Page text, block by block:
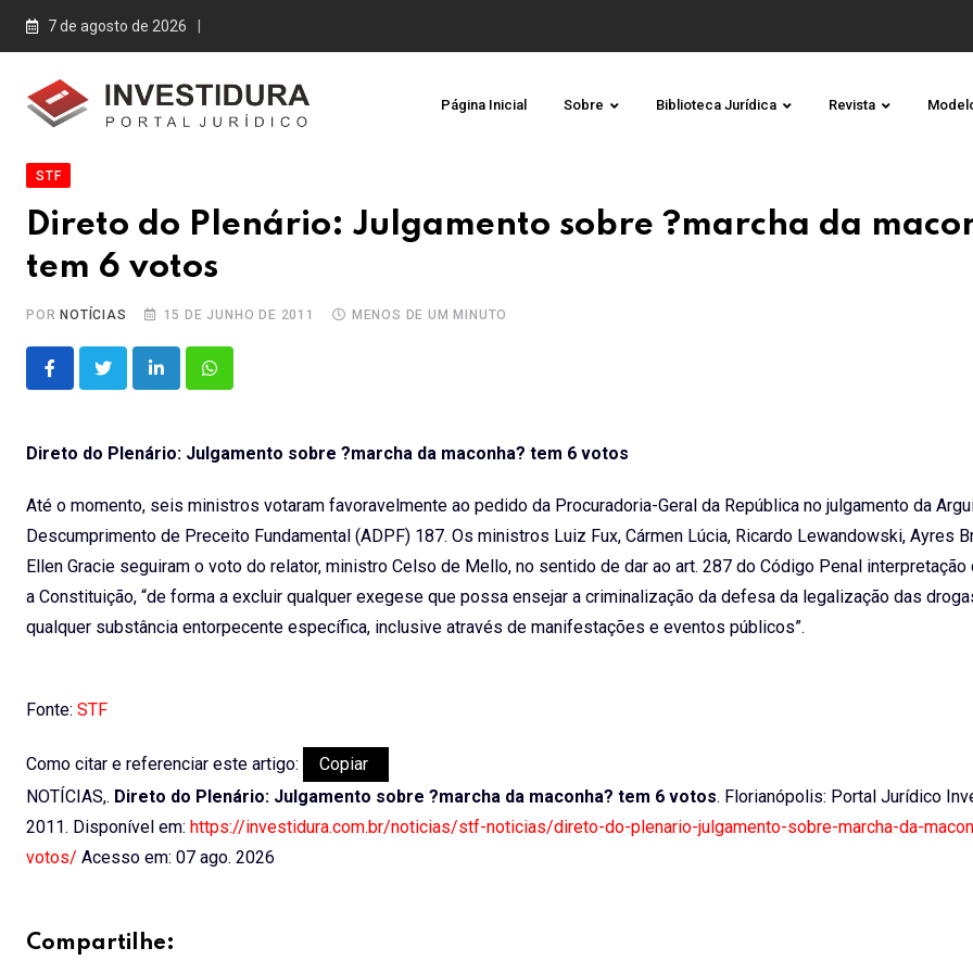
Skip
7 de agosto de 2026
Página Inicial Sobre Biblioteca Jurídica Revista
STF
Direto do Plenário: Julgamento sobre ?marcha da
tem 6 votos
PORNOTÍCIAS 15 DE JUNHO DE 2011 MENOS DE UM MINUTO
LinkedInWhatsapp
Direto do Plenário: Julgamento sobre ?marcha da maconha? tem 6 votos
Até o momento, seis ministros votaram favoravelmente ao pedido da Procuradoria-Geral da República no julgamento da
Descumprimento de Preceito Fundamental (ADPF) 187. Os ministros Luiz Fux, Cármen Lúcia, Ricardo Lewandowski, Ayres
Ellen Gracie seguiram o voto do relator, ministro Celso de Mello, no sentido de dar ao art. 287 do Código Penal
a Constituição, “de forma a excluir qualquer exegese que possa ensejar a criminalização da defesa da legalização das
qualquer substância entorpecente específica, inclusive através de manifestações e eventos públicos”.
Fonte: STF
Como citar e referenciar este artigo:
Copiar
NOTÍCIAS,. Direto do Plenário: Julgamento sobre ?marcha da maconha? tem 6 votos. Florianópolis: Portal Jurídico
2011. Disponível em: https://investidura.com.br/noticias/stf-noticias/direto-do-plenario-julgamento-sobre-marcha-da-
votos/ Acesso em: 07 ago. 2026
Compartilhe: